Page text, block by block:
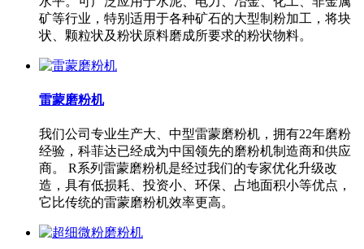
矿等行业，特别适用于各种矿石的大型制粉加工，将块
状、颗粒状及粉状原料磨成所要求的粉状物料。
雷蒙磨粉机
我们公司专业生产大、中型雷蒙磨粉机，拥有22年磨粉
经验，科菲达已经成为中国领先的磨粉机制造商和供应
商。 R系列雷蒙磨粉机是经过我们的专家优化升级改
造，具有低损耗、投资小、环保、占地面积小等优点，
它比传统的雷蒙磨粉机效率更高。